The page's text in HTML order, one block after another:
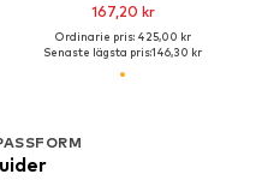
167,20 kr
Ordinarie pris: 425,00 kr
Senaste lägsta pris:146,30 kr